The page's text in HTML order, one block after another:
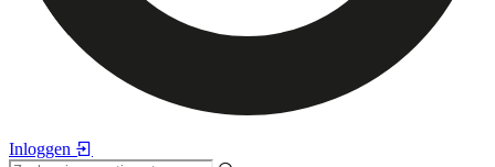
Inloggen